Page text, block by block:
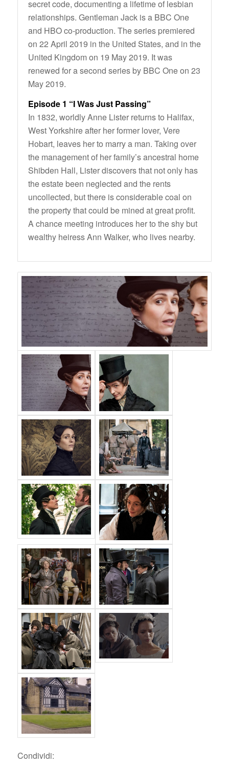
secret code, documenting a lifetime of lesbian
relationships. Gentleman Jack is a BBC One
and HBO co-production. The series premiered
on 22 April 2019 in the United States, and in the
United Kingdom on 19 May 2019. It was
renewed for a second series by BBC One on 23
May 2019.
Episode 1 “I Was Just Passing”
In 1832, worldly Anne Lister returns to Halifax,
West Yorkshire after her former lover, Vere
Hobart, leaves her to marry a man. Taking over
the management of her family’s ancestral home
Shibden Hall, Lister discovers that not only has
the estate been neglected and the rents
uncollected, but there is considerable coal on
the property that could be mined at great profit.
A chance meeting introduces her to the shy but
wealthy heiress Ann Walker, who lives nearby.
Condividi: